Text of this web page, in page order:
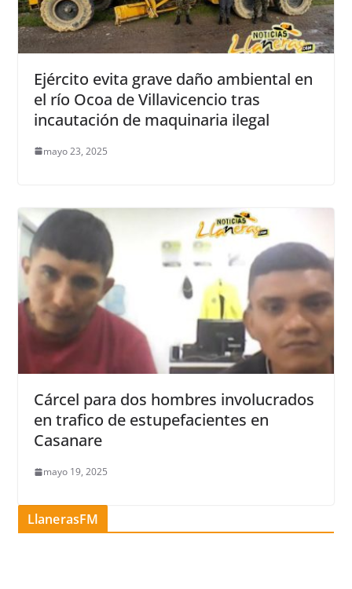
Ejército evita grave daño ambiental en
el río Ocoa de Villavicencio tras
incautación de maquinaria ilegal
mayo 23, 2025
Cárcel para dos hombres involucrados
en trafico de estupefacientes en
Casanare
mayo 19, 2025
LlanerasFM